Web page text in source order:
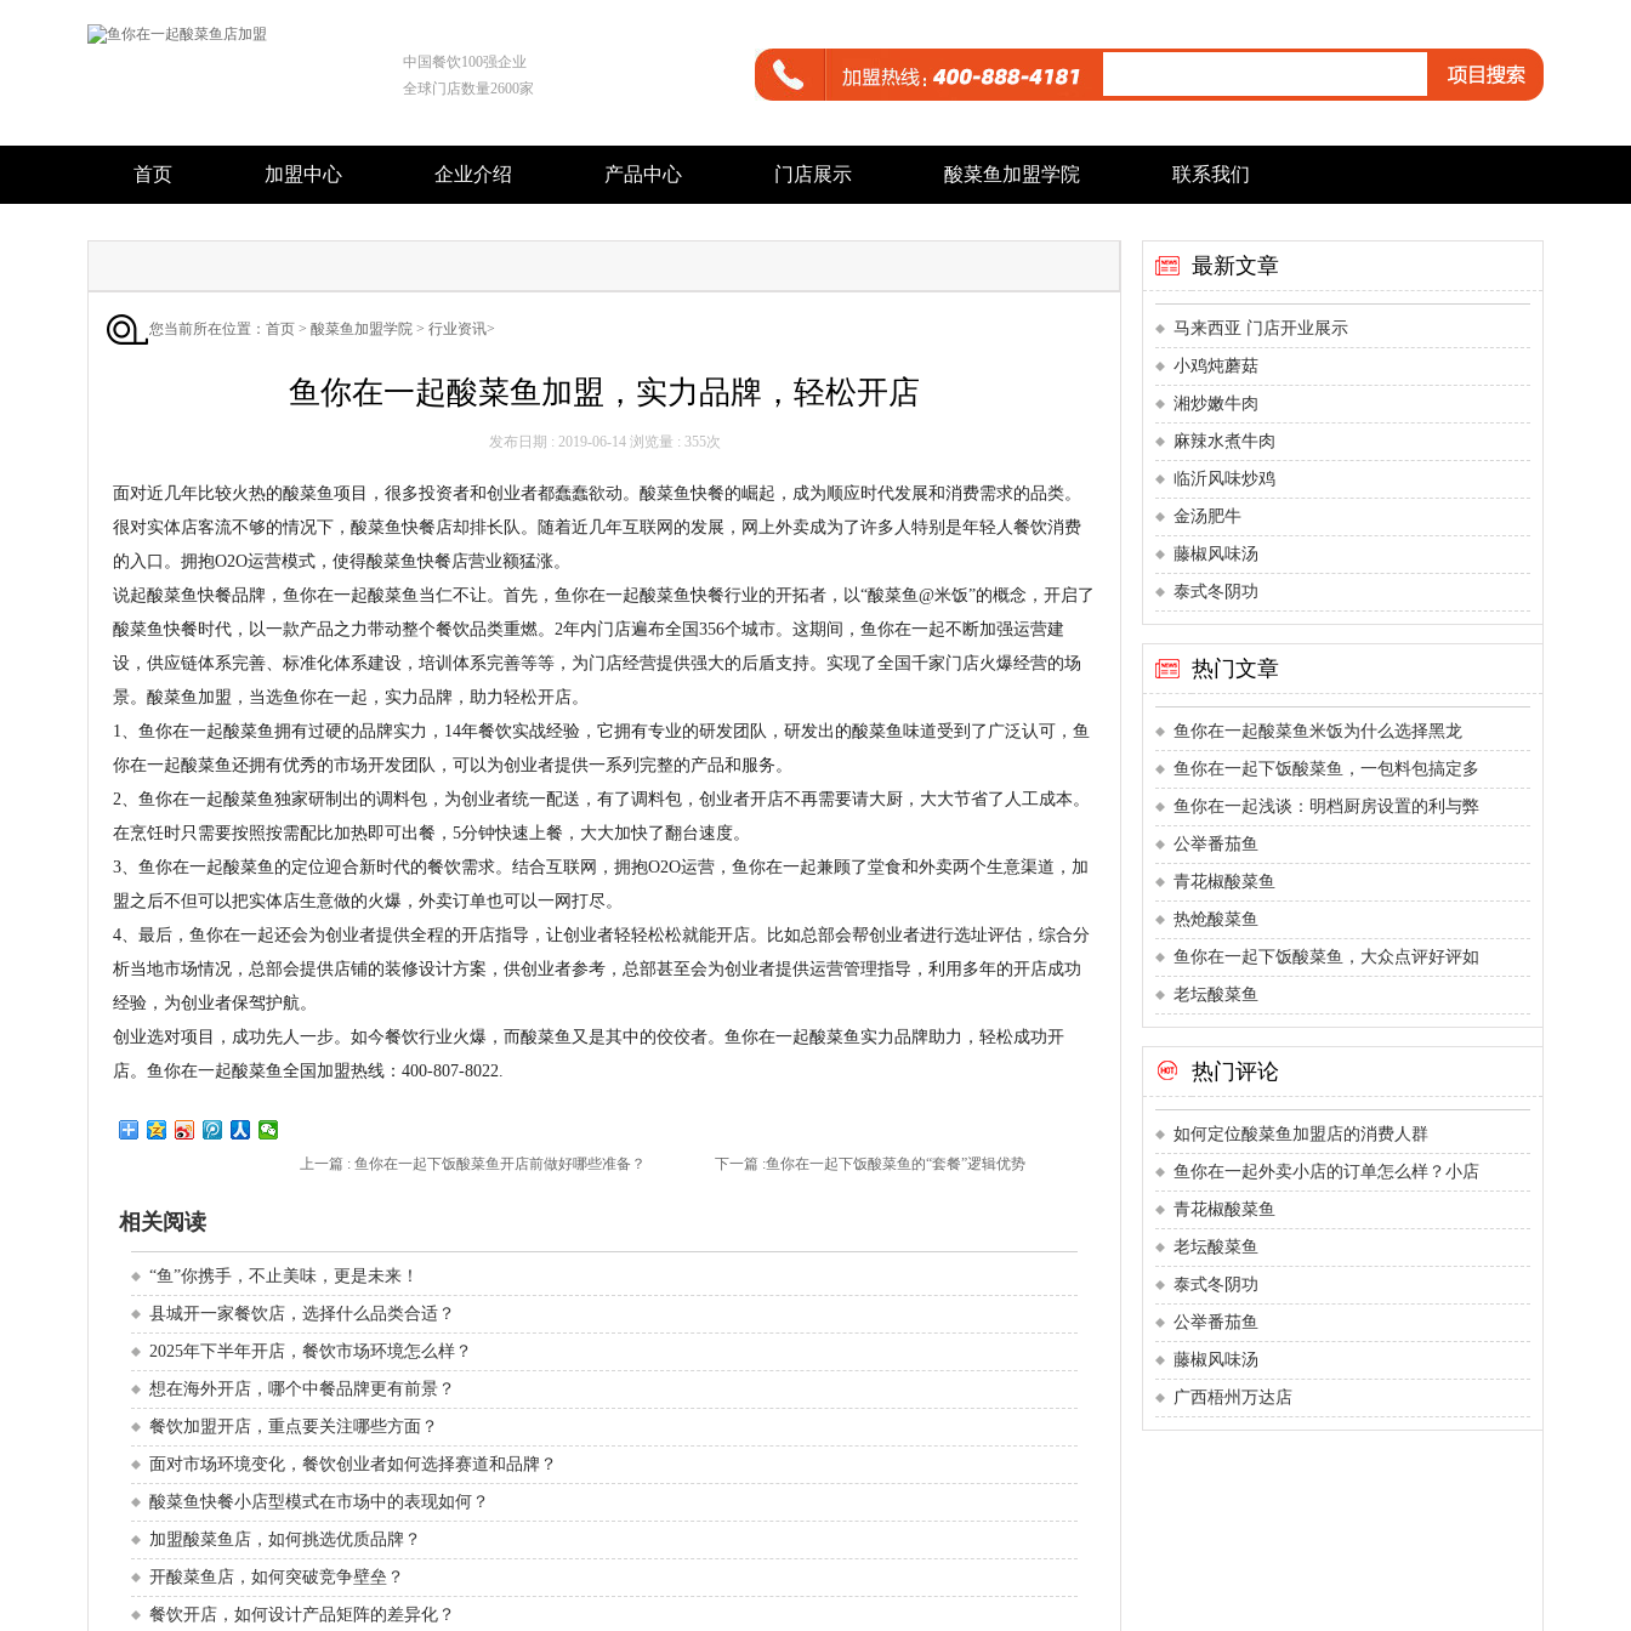
中国餐饮100强企业
全球门店数量2600家
首页 加盟中心 企业介绍 产品中心 门店展示 酸菜鱼加盟学院 联系我们
您当前所在位置： 首页 > 酸菜鱼加盟学院 > 行业资讯>
鱼你在一起酸菜鱼加盟，实力品牌，轻松开店
发布日期 : 2019-06-14 浏览量 : 355次
面对近几年比较火热的酸菜鱼项目，很多投资者和创业者都蠢蠢欲动。酸菜鱼快餐的崛起，成为顺应时代发展和消费需求的品类。
很对实体店客流不够的情况下，酸菜鱼快餐店却排长队。随着近几年互联网的发展，网上外卖成为了许多人特别是年轻人餐饮消费
的入口。拥抱O2O运营模式，使得酸菜鱼快餐店营业额猛涨。
说起酸菜鱼快餐品牌，鱼你在一起酸菜鱼当仁不让。首先，鱼你在一起酸菜鱼快餐行业的开拓者，以“酸菜鱼@米饭”的概念，开启了
酸菜鱼快餐时代，以一款产品之力带动整个餐饮品类重燃。2年内门店遍布全国356个城市。这期间，鱼你在一起不断加强运营建
设，供应链体系完善、标准化体系建设，培训体系完善等等，为门店经营提供强大的后盾支持。实现了全国千家门店火爆经营的场
景。酸菜鱼加盟，当选鱼你在一起，实力品牌，助力轻松开店。
1、鱼你在一起酸菜鱼拥有过硬的品牌实力，14年餐饮实战经验，它拥有专业的研发团队，研发出的酸菜鱼味道受到了广泛认可，鱼
你在一起酸菜鱼还拥有优秀的市场开发团队，可以为创业者提供一系列完整的产品和服务。
2、鱼你在一起酸菜鱼独家研制出的调料包，为创业者统一配送，有了调料包，创业者开店不再需要请大厨，大大节省了人工成本。
在烹饪时只需要按照按需配比加热即可出餐，5分钟快速上餐，大大加快了翻台速度。
3、鱼你在一起酸菜鱼的定位迎合新时代的餐饮需求。结合互联网，拥抱O2O运营，鱼你在一起兼顾了堂食和外卖两个生意渠道，加
盟之后不但可以把实体店生意做的火爆，外卖订单也可以一网打尽。
4、最后，鱼你在一起还会为创业者提供全程的开店指导，让创业者轻轻松松就能开店。比如总部会帮创业者进行选址评估，综合分
析当地市场情况，总部会提供店铺的装修设计方案，供创业者参考，总部甚至会为创业者提供运营管理指导，利用多年的开店成功
经验，为创业者保驾护航。
创业选对项目，成功先人一步。如今餐饮行业火爆，而酸菜鱼又是其中的佼佼者。鱼你在一起酸菜鱼实力品牌助力，轻松成功开
店。鱼你在一起酸菜鱼全国加盟热线：400-807-8022.
上一篇 : 鱼你在一起下饭酸菜鱼开店前做好哪些准备？ 下一篇 :鱼你在一起下饭酸菜鱼的“套餐”逻辑优势
相关阅读
“鱼”你携手，不止美味，更是未来！
县城开一家餐饮店，选择什么品类合适？
2025年下半年开店，餐饮市场环境怎么样？
想在海外开店，哪个中餐品牌更有前景？
餐饮加盟开店，重点要关注哪些方面？
面对市场环境变化，餐饮创业者如何选择赛道和品牌？
酸菜鱼快餐小店型模式在市场中的表现如何？
加盟酸菜鱼店，如何挑选优质品牌？
开酸菜鱼店，如何突破竞争壁垒？
餐饮开店，如何设计产品矩阵的差异化？
最新文章
马来西亚 门店开业展示
小鸡炖蘑菇
湘炒嫩牛肉
麻辣水煮牛肉
临沂风味炒鸡
金汤肥牛
藤椒风味汤
泰式冬阴功
热门文章
鱼你在一起酸菜鱼米饭为什么选择黑龙
鱼你在一起下饭酸菜鱼，一包料包搞定多
鱼你在一起浅谈：明档厨房设置的利与弊
公举番茄鱼
青花椒酸菜鱼
热炝酸菜鱼
鱼你在一起下饭酸菜鱼，大众点评好评如
老坛酸菜鱼
热门评论
如何定位酸菜鱼加盟店的消费人群
鱼你在一起外卖小店的订单怎么样？小店
青花椒酸菜鱼
老坛酸菜鱼
泰式冬阴功
公举番茄鱼
藤椒风味汤
广西梧州万达店